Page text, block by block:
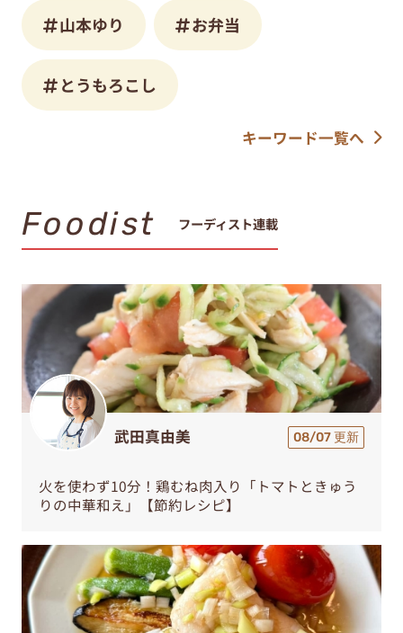
山本ゆり お弁当
とうもろこし
キーワード一覧へ
Foodist フーディスト連載
武田真由美 08/07 更新
火を使わず10分！鶏むね肉入り「トマトときゅう
りの中華和え」【節約レシピ】